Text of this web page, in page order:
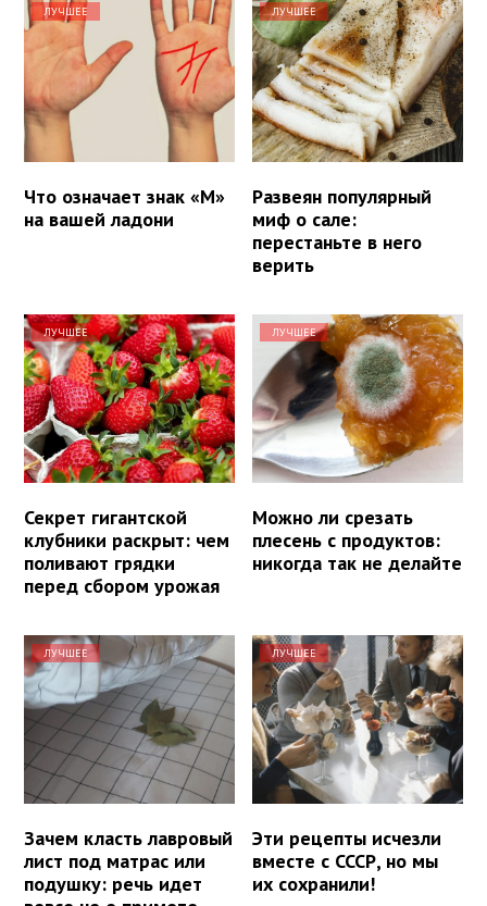
ЛУЧШЕЕ
Что означает знак «М»
на вашей ладони
ЛУЧШЕЕ
Развеян популярный
миф о сале:
перестаньте в него
верить
ЛУЧШЕЕ
Секрет гигантской
клубники раскрыт: чем
поливают грядки
перед сбором урожая
ЛУЧШЕЕ
Можно ли срезать
плесень с продуктов:
никогда так не делайте
ЛУЧШЕЕ
Зачем класть лавровый
лист под матрас или
подушку: речь идет
ЛУЧШЕЕ
Эти рецепты исчезли
вместе с СССР, но мы
их сохранили!